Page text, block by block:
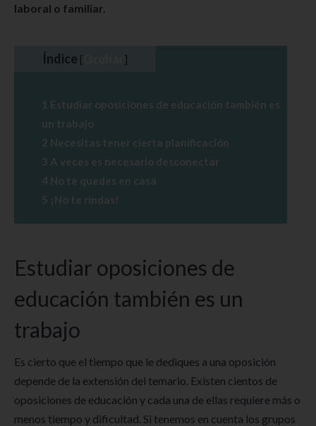
laboral o familiar.
Índice [ ]
1 Estudiar oposiciones de educación también es
un trabajo
2 Necesitas tener cierta planificación
3 A veces es necesario desconectar
4No te quedes en casa
5 ¡No te rindas!
Estudiar oposiciones de
educación también es un
trabajo
Es cierto que el tiempo que le dediques a una oposición
depende de la extensión del temario. Existen cientos de
oposiciones de educación y cada una de ellas requiere más o
menos tiempo y dificultad. Si tenemos en cuenta los grupos